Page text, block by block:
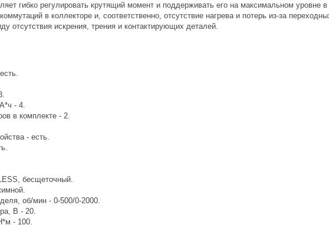
гибко регулировать крутящий момент и поддерживать его на максимальном уровне
в коллекторе и, соответственно, отсутствие нагрева и потерь из-за
отсутствия искрения, трения и контактирующих деталей.
- 4.
в комплекте - 2.
- есть.
бесщеточный.
об/мин - 0-500/0-2000.
В - 20.
- 100.